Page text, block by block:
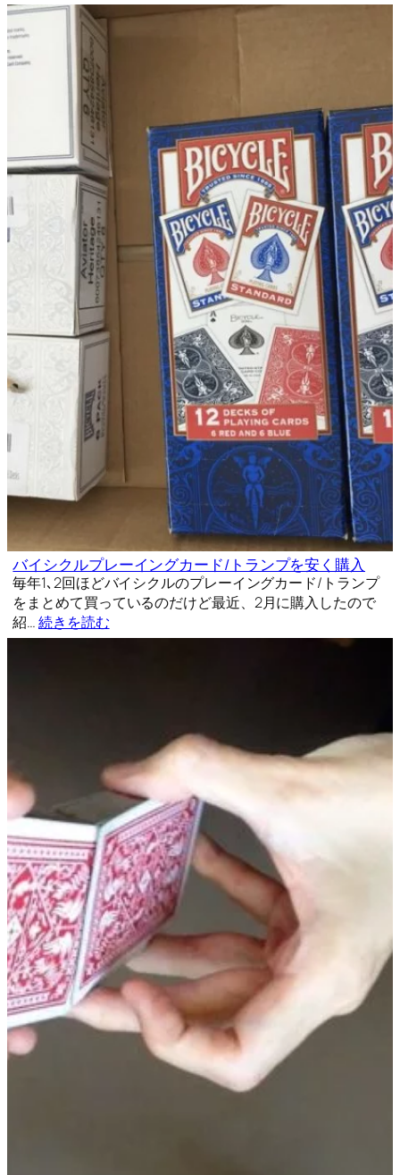
バイシクルプレーイングカード/トランプを安く購入
毎年1､2回ほどバイシクルのプレーイングカード/トランプ
をまとめて買っているのだけど最近、2月に購入したので
紹…続きを読む